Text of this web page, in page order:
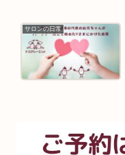
サロンの日常